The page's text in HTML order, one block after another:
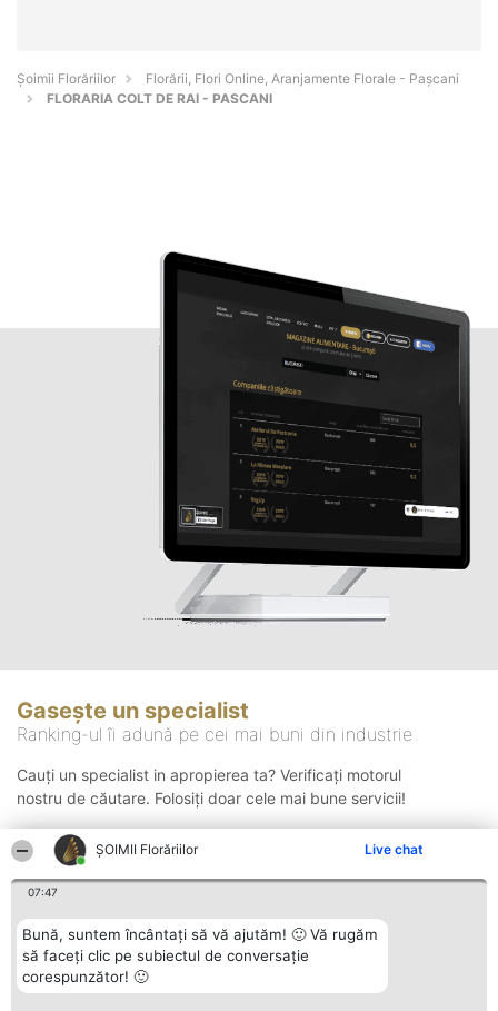
ȘOIMII Florăriilor Live chat
07:47
Bună, suntem încântați să vă ajutăm! 🙂 Vă rugăm
să faceți clic pe subiectul de conversație
corespunzător! 🙂
Șoimii Florăriilor
Florării, Flori Online, Aranjamente Florale - Paşcani
FLORARIA COLT DE RAI - PASCANI
Gasește un specialist
Ranking-ul îi adună pe cei mai buni din industrie
Cauți un specialist in apropierea ta? Verificați motorul
nostru de căutare. Folosiți doar cele mai bune servicii!